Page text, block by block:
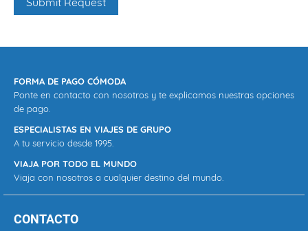
FORMA DE PAGO CÓMODA
Ponte en contacto con nosotros y te explicamos nuestras opciones
de pago.
ESPECIALISTAS EN VIAJES DE GRUPO
A tu servicio desde 1995.
VIAJA POR TODO EL MUNDO
Viaja con nosotros a cualquier destino del mundo.
CONTACTO